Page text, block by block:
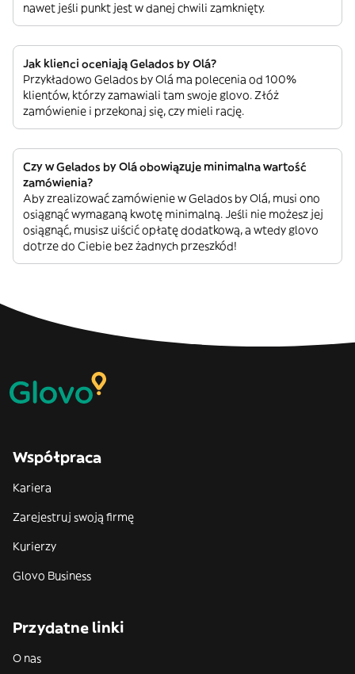
nawet jeśli punkt jest w danej chwili zamknięty.
Jak klienci oceniają Gelados by Olá?
Przykładowo Gelados by Olá ma polecenia od 100%
klientów, którzy zamawiali tam swoje glovo. Złóż
zamówienie i przekonaj się, czy mieli rację.
Czy w Gelados by Olá obowiązuje minimalna wartość
zamówienia?
Aby zrealizować zamówienie w Gelados by Olá, musi ono
osiągnąć wymaganą kwotę minimalną. Jeśli nie możesz jej
osiągnąć, musisz uiścić opłatę dodatkową, a wtedy glovo
dotrze do Ciebie bez żadnych przeszkód!
Współpraca
Kariera
Zarejestruj swoją firmę
Kurierzy
Glovo Business
Przydatne linki
O nas